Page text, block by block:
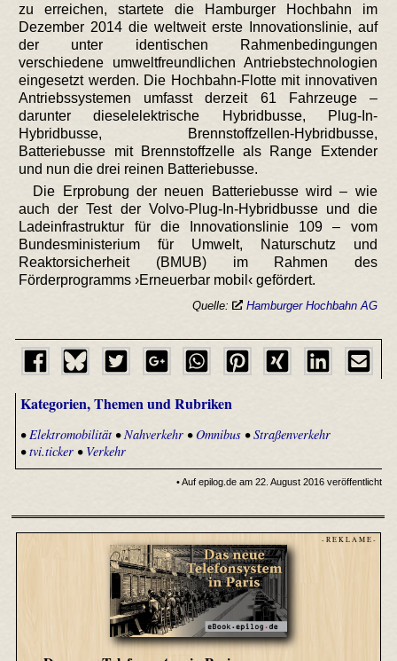
zu erreichen, startete die Hamburger Hochbahn im
Dezember 2014 die weltweit erste Innovationslinie, auf
der unter identischen Rahmenbedingungen
verschiedene umweltfreundlichen Antriebstechnologien
eingesetzt werden. Die Hochbahn-Flotte mit innovativen
Antriebssystemen umfasst derzeit 61 Fahrzeuge –
darunter dieselelektrische Hybridbusse, Plug-In-
Hybridbusse, Brennstoffzellen-Hybridbusse,
Batteriebusse mit Brennstoffzelle als Range Extender
und nun die drei reinen Batteriebusse.
Die Erprobung der neuen Batteriebusse wird – wie
auch der Test der Volvo-Plug-In-Hybridbusse und die
Ladeinfrastruktur für die Innovationslinie 109 – vom
Bundesministerium für Umwelt, Naturschutz und
Reaktorsicherheit (BMUB) im Rahmen des
Förderprogramms ›Erneuerbar mobil‹ gefördert.
Quelle: Hamburger Hochbahn AG
Kategorien, Themen und Rubriken
•Elektromobilität•Nahverkehr•Omnibus•Straßenverkehr
•tvi.ticker• Verkehr
• Auf epilog.de am 22. August 2016 veröffentlicht
- R E K L A M E -